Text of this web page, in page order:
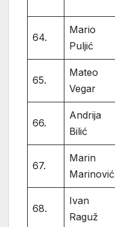
64.
Mario
Puljić
65.
Mateo
Vegar
66.
Andrija
Bilić
67.
Marin
Marinović
68.
Ivan
Raguž